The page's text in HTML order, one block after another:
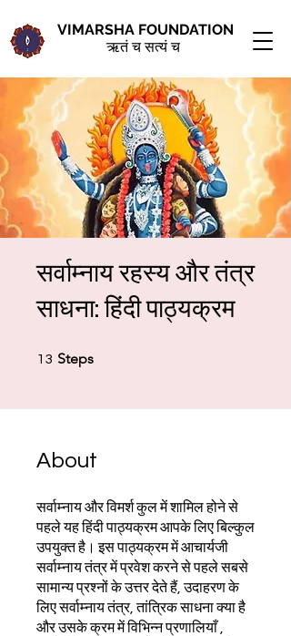
VIMARSHA FOUNDATION
ऋतं च सत्यं च
सर्वाम्नाय रहस्य और तंत्र
साधना: हिंदी पाठ्यक्रम
13 Steps
About
सर्वाम्नाय और विमर्श कुल में शामिल होने से
पहले यह हिंदी पाठ्यक्रम आपके लिए बिल्कुल
उपयुक्त है। इस पाठ्यक्रम में आचार्यजी
सर्वाम्नाय तंत्र में प्रवेश करने से पहले सबसे
सामान्य प्रश्नों के उत्तर देते हैं, उदाहरण के
लिए सर्वाम्नाय तंत्र, तांत्रिक साधना क्या है
और उसके क्रम में विभिन्न प्रणालियाँ ,